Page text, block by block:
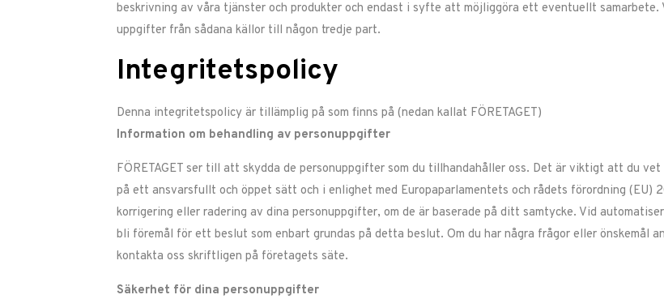
beskrivning av våra tjänster och produkter och endast i syfte att möjliggöra ett eventuellt
uppgifter från sådana källor till någon tredje part.
Integritetspolicy
Denna integritetspolicy är tillämplig på som finns på (nedan kallat FÖRETAGET)
Information om behandling av personuppgifter
FÖRETAGET ser till att skydda de personuppgifter som du tillhandahåller oss. Det är viktigt att du
på ett ansvarsfullt och öppet sätt och i enlighet med Europaparlamentets och rådets förordning
korrigering eller radering av dina personuppgifter, om de är baserade på ditt samtycke. Vid
bli föremål för ett beslut som enbart grundas på detta beslut. Om du har några frågor eller önskemål
kontakta oss skriftligen på företagets säte.
Säkerhet för dina personuppgifter